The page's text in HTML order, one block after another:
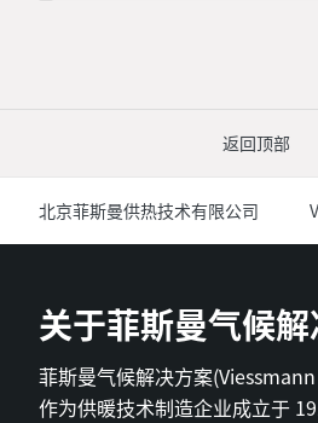
返回顶部
北京菲斯曼供热技术有限公司
关于菲斯曼气候
菲斯曼气候解决方案
作为供暖技术制造企业成立于